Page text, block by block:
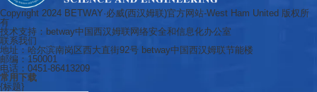
Copyright 2024 BETWAY·必威(西汉姆联)官方网站-West Ham United 版权所
有
技术支持：betway中国西汉姆联网络安全和信息化办公室
联系我们
地址：哈尔滨南岗区西大直街92号 betway中国西汉姆联节能楼
邮编：150001
电话：0451-86413209
常用下载
{标题}